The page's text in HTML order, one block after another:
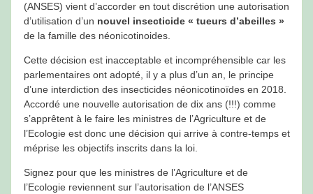
(ANSES) vient d’accorder en tout discrétion une autorisation
d’utilisation d’un nouvel insecticide « tueurs d’abeilles »
de la famille des néonicotinoides.
Cette décision est inacceptable et incompréhensible car les
parlementaires ont adopté, il y a plus d’un an, le principe
d’une interdiction des insecticides néonicotinoïdes en 2018.
Accordé une nouvelle autorisation de dix ans (!!!) comme
s’apprêtent à le faire les ministres de l’Agriculture et de
l’Ecologie est donc une décision qui arrive à contre-temps et
méprise les objectifs inscrits dans la loi.
Signez pour que les ministres de l’Agriculture et de
l’Ecologie reviennent sur l’autorisation de l’ANSES